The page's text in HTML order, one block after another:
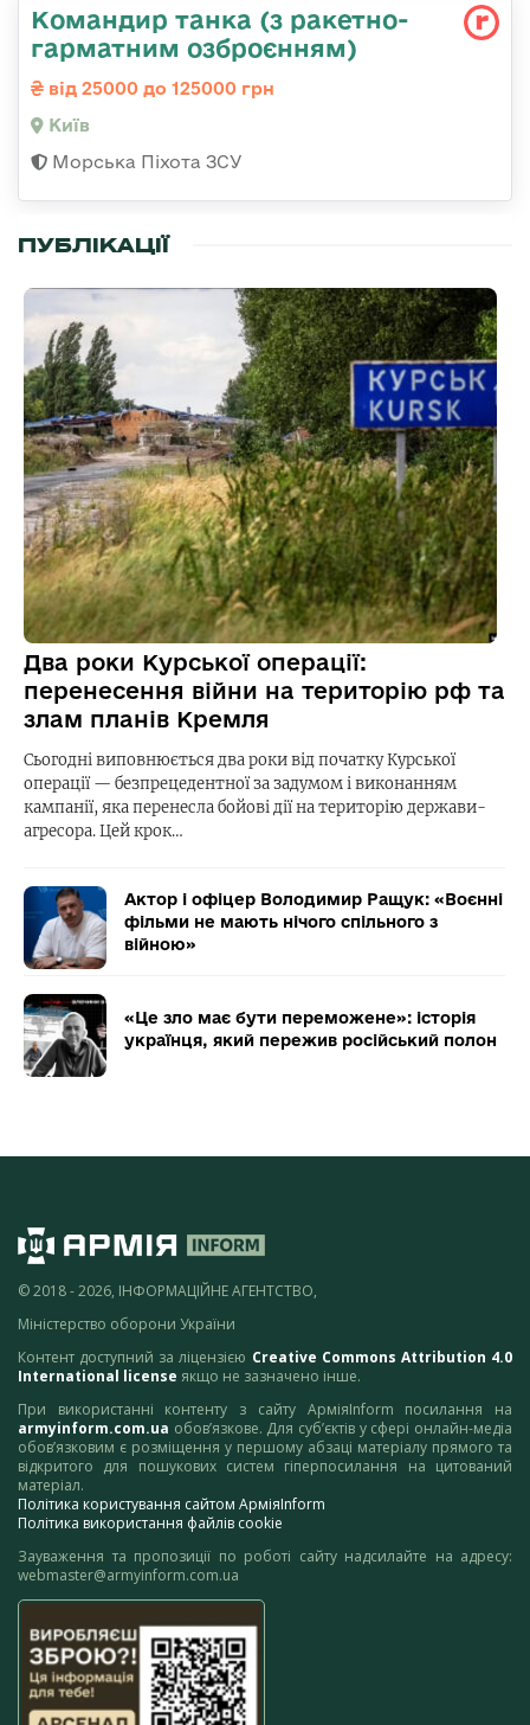
Командиp танка (з pакетно-
гарматним озброєнням)
від 25000 до 125000 грн
Київ
Морська Піхота ЗСУ
ПУБЛІКАЦІЇ
Два роки Курської операції:
перенесення війни на територію рф та
злам планів Кремля
Сьогодні виповнюється два роки від початку Курської
операції — безпрецедентної за задумом і виконанням
кампанії, яка перенесла бойові дії на територію держави-
агресора. Цей крок…
Актор і офіцер Володимир Ращук: «Воєнні
фільми не мають нічого спільного з
війною»
«Це зло має бути переможене»: історія
українця, який пережив російський полон
© 2018 - 2026, ІНФОРМАЦІЙНЕ АГЕНТСТВО,
Міністерство оборони України
Контент доступний за ліцензією Creative Commons Attribution 4.0
International license якщо не зазначено інше.
При використанні контенту з сайту АрміяInform посилання на
armyinform.com.ua обов’язкове. Для суб’єктів у сфері онлайн-медіа
обов’язковим є розміщення у першому абзаці матеріалу прямого та
відкритого для пошукових систем гіперпосилання на цитований
матеріал.
Політика користування сайтом АрміяInform
Політика використання файлів cookie
Зауваження та пропозиції по роботі сайту надсилайте на адресу:
webmaster@armyinform.com.ua